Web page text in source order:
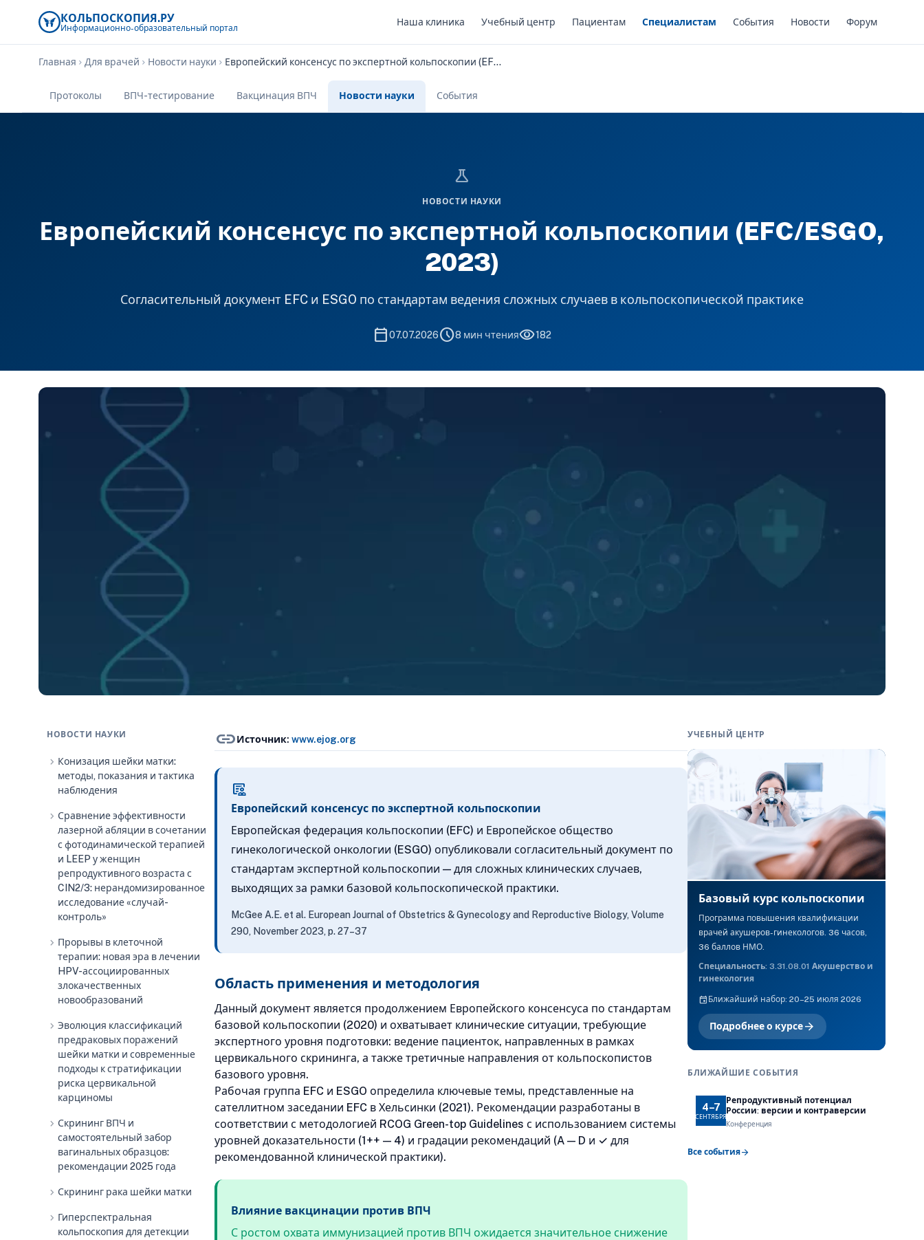
КОЛЬПОСКОПИЯ.РУ
Информационно-образовательный портал
Наша клиника Учебный центр Пациентам Специалистам События Новости Форум
Главная chevron_right Для врачей chevron_right Новости науки chevron_right Европейский консенсус по экспертной кольпоскопии (EFC/ESGO, 2023)
Протоколы ВПЧ-тестирование Вакцинация ВПЧ Новости науки События
science
НОВОСТИ НАУКИ
Европейский консенсус по экспертной кольпоскопии (EFC/ESGO,
2023)
Согласительный документ EFC и ESGO по стандартам ведения сложных случаев в кольпоскопической практике
calendar_today07.07.2026schedule8 мин чтенияvisibility182
НОВОСТИ НАУКИ
chevron_right Конизация шейки матки:
методы, показания и тактика
наблюдения
chevron_right Сравнение эффективности
лазерной абляции в сочетании
с фотодинамической терапией
и LEEP у женщин
репродуктивного возраста с
CIN2/3: нерандомизированное
исследование «случай-
контроль»
chevron_right Прорывы в клеточной
терапии: новая эра в лечении
HPV-ассоциированных
злокачественных
новообразований
chevron_right Эволюция классификаций
предраковых поражений
шейки матки и современные
подходы к стратификации
риска цервикальной
карциномы
chevron_right Скрининг ВПЧ и
самостоятельный забор
вагинальных образцов:
рекомендации 2025 года
chevron_right Скрининг рака шейки матки
chevron_right Гиперспектральная
кольпоскопия для детекции
linkИсточник: www.ejog.org
clinical_notes
Европейский консенсус по экспертной кольпоскопии
Европейская федерация кольпоскопии (EFC) и Европейское общество
гинекологической онкологии (ESGO) опубликовали согласительный документ по
стандартам экспертной кольпоскопии — для сложных клинических случаев,
выходящих за рамки базовой кольпоскопической практики.
McGee A.E. et al. European Journal of Obstetrics & Gynecology and Reproductive Biology, Volume
290, November 2023, p. 27–37
Область применения и методология
Данный документ является продолжением Европейского консенсуса по стандартам
базовой кольпоскопии (2020) и охватывает клинические ситуации, требующие
экспертного уровня подготовки: ведение пациенток, направленных в рамках
цервикального скрининга, а также третичные направления от кольпоскопистов
базового уровня.
Рабочая группа EFC и ESGO определила ключевые темы, представленные на
сателлитном заседании EFC в Хельсинки (2021). Рекомендации разработаны в
соответствии с методологией RCOG Green-top Guidelines с использованием системы
уровней доказательности (1++ — 4) и градации рекомендаций (A — D и ✓ для
рекомендованной клинической практики).
Влияние вакцинации против ВПЧ
С ростом охвата иммунизацией против ВПЧ ожидается значительное снижение
УЧЕБНЫЙ ЦЕНТР
Базовый курс кольпоскопии
Программа повышения квалификации
врачей акушеров-гинекологов. 36 часов,
36 баллов НМО.
Специальность: 3.31.08.01 Акушерство и
гинекология
event Ближайший набор: 20–25 июля 2026
Подробнее о курсеarrow_forward
БЛИЖАЙШИЕ СОБЫТИЯ
4–7
СЕНТЯБРЯ
Репродуктивный потенциал
России: версии и контраверсии
Конференция
Все событияarrow_forward